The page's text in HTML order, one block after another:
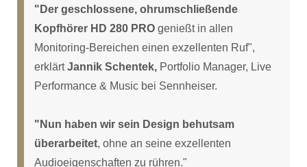
"Der geschlossene, ohrumschließende
Kopfhörer HD 280 PRO genießt in allen
Monitoring-Bereichen einen exzellenten Ruf",
erklärtJannik Schentek, Portfolio Manager, Live
Performance & Music bei Sennheiser.
"Nun haben wir sein Design behutsam
überarbeitet, ohne an seine exzellenten
Audioeigenschaften zu rühren."